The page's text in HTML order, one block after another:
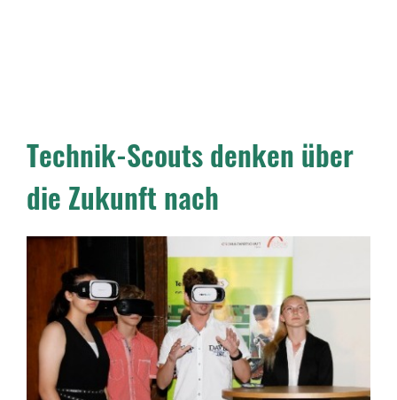
Technik-Scouts denken über
die Zukunft nach